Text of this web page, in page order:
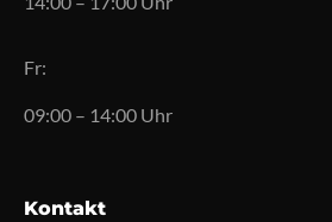
Fr:
09:00 – 14:00 Uhr
Kontakt